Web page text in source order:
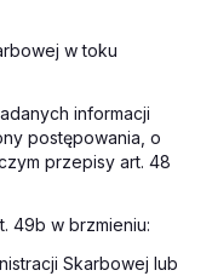
w toku
informacji
postępowania, o
przepisy art. 48
49b w brzmieniu:
Skarbowej lub